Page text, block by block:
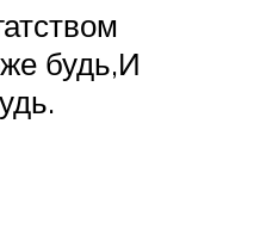
будь,И